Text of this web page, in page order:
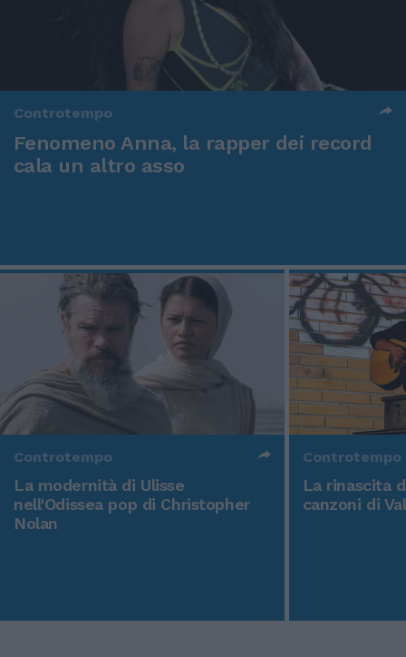
Controtempo
Fenomeno Anna, la rapper dei record
cala un altro asso
Controtempo
La modernità di Ulisse
nell'Odissea pop di Christopher
Nolan
Controtempo
La rinascita
canzoni di